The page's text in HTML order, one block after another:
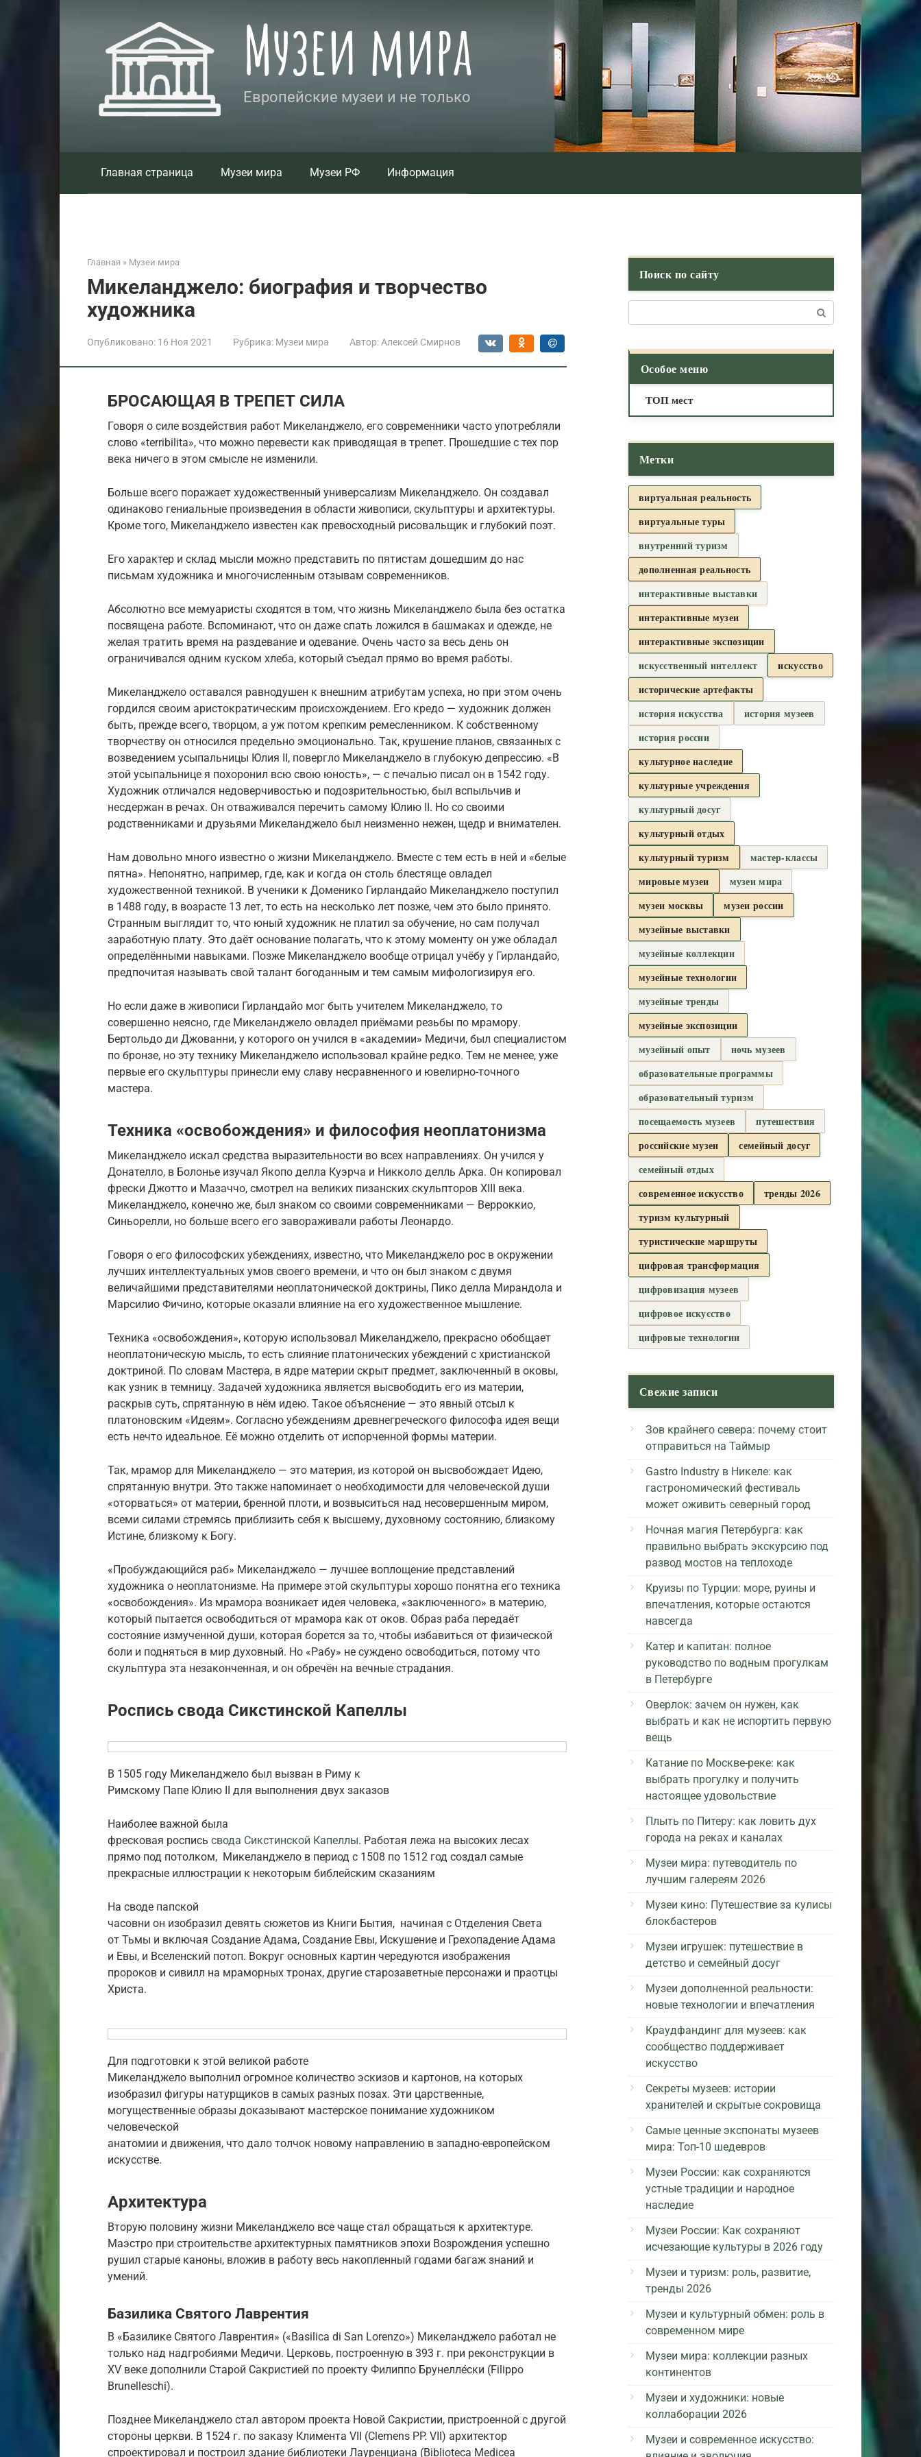
Музеи мира
Европейские музеи и не только
Главная страница Музеи мира Музеи РФ Информация
Главная » Музеи мира
Микеланджело: биография и творчество
художника
Опубликовано: 16 Ноя 2021 Рубрика: Музеи мира Автор: Алексей Смирнов
БРОСАЮЩАЯ В ТРЕПЕТ СИЛА
Говоря о силе воздействия работ Микеланджело, его современники часто употребляли
слово «terribilita», что можно перевести как приводящая в трепет. Прошедшие с тех пор
века ничего в этом смысле не изменили.
Больше всего поражает художественный универсализм Микеланджело. Он создавал
одинаково гениальные произведения в области живописи, скульптуры и архитектуры.
Кроме того, Микеланджело известен как превосходный рисовальщик и глубокий поэт.
Его характер и склад мысли можно представить по пятистам дошедшим до нас
письмам художника и многочисленным отзывам современников.
Абсолютно все мемуаристы сходятся в том, что жизнь Микеланджело была без остатка
посвящена работе. Вспоминают, что он даже спать ложился в башмаках и одежде, не
желая тратить время на раздевание и одевание. Очень часто за весь день он
ограничивался одним куском хлеба, который съедал прямо во время работы.
Микеланджело оставался равнодушен к внешним атрибутам успеха, но при этом очень
гордился своим аристократическим происхождением. Его кредо — художник должен
быть, прежде всего, творцом, а уж потом крепким ремесленником. К собственному
творчеству он относился предельно эмоционально. Так, крушение планов, связанных с
возведением усыпальницы Юлия II, повергло Микеланджело в глубокую депрессию. «В
этой усыпальнице я похоронил всю свою юность», — с печалью писал он в 1542 году.
Художник отличался недоверчивостью и подозрительностью, был вспыльчив и
несдержан в речах. Он отваживался перечить самому Юлию II. Но со своими
родственниками и друзьями Микеланджело был неизменно нежен, щедр и внимателен.
Нам довольно много известно о жизни Микеланджело. Вместе с тем есть в ней и «белые
пятна». Непонятно, например, где, как и когда он столь блестяще овладел
художественной техникой. В ученики к Доменико Гирландайо Микеланджело поступил
в 1488 году, в возрасте 13 лет, то есть на несколько лет позже, чем это было принято.
Странным выглядит то, что юный художник не платил за обучение, но сам получал
заработную плату. Это даёт основание полагать, что к этому моменту он уже обладал
определёнными навыками. Позже Микеланджело вообще отрицал учёбу у Гирландайо,
предпочитая называть свой талант богоданным и тем самым мифологизируя его.
Но если даже в живописи Гирландайо мог быть учителем Микеланджело, то
совершенно неясно, где Микеланджело овладел приёмами резьбы по мрамору.
Бертольдо ди Джованни, у которого он учился в «академии» Медичи, был специалистом
по бронзе, но эту технику Микеланджело использовал крайне редко. Тем не менее, уже
первые его скульптуры принесли ему славу несравненного и ювелирно-точного
мастера.
Техника «освобождения» и философия неоплатонизма
Микеланджело искал средства выразительности во всех направлениях. Он учился у
Донателло, в Болонье изучал Якопо делла Куэрча и Никколо делль Арка. Он копировал
фрески Джотто и Мазаччо, смотрел на великих пизанских скульпторов XIII века.
Микеланджело, конечно же, был знаком со своими современниками — Верроккио,
Синьорелли, но больше всего его завораживали работы Леонардо.
Говоря о его философских убеждениях, известно, что Микеланджело рос в окружении
лучших интеллектуальных умов своего времени, и что он был знаком с двумя
величайшими представителями неоплатонической доктрины, Пико делла Мирандола и
Марсилио Фичино, которые оказали влияние на его художественное мышление.
Техника «освобождения», которую использовал Микеланджело, прекрасно обобщает
неоплатоническую мысль, то есть слияние платонических убеждений с христианской
доктриной. По словам Мастера, в ядре материи скрыт предмет, заключенный в оковы,
как узник в темницу. Задачей художника является высвободить его из материи,
раскрыв суть, спрятанную в нём идею. Такое объяснение — это явный отсыл к
платоновским «Идеям». Согласно убеждениям древнегреческого философа идея вещи
есть нечто идеальное. Её можно отделить от испорченной формы материи.
Так, мрамор для Микеланджело — это материя, из которой он высвобождает Идею,
спрятанную внутри. Это также напоминает о необходимости для человеческой души
«оторваться» от материи, бренной плоти, и возвыситься над несовершенным миром,
всеми силами стремясь приблизить себя к высшему, духовному состоянию, близкому
Истине, близкому к Богу.
«Пробуждающийся раб» Микеланджело — лучшее воплощение представлений
художника о неоплатонизме. На примере этой скульптуры хорошо понятна его техника
«освобождения». Из мрамора возникает идея человека, «заключенного» в материю,
который пытается освободиться от мрамора как от оков. Образ раба передаёт
состояние измученной души, которая борется за то, чтобы избавиться от физической
боли и подняться в мир духовный. Но «Рабу» не суждено освободиться, потому что
скульптура эта незаконченная, и он обречён на вечные страдания.
Роспись свода Сикстинской Капеллы
В 1505 году Микелан­джело был вызван в Риму к
Римскому Папе Юлию II для выполне­ния двух заказов
Наиболее важной была
фресковая роспись свода Сикстинской Капеллы. Работая ле­жа на высоких лесах
прямо под потолком, Микеланджело в пери­од с 1508 по 1512 год создал самые
прекрас­ные иллюстрации к не­которым библейским сказаниям
На своде папской
часовни он изобразил девять сю­жетов из Книги Бытия, начиная с Отделения Света
от Тьмы и включая Создание Адама, Создание Евы, Искушение и Грехопадение Адама
и Евы, и Вселенский потоп. Вокруг основных картин чередуются изображения
пророков и сивилл на мраморных тронах, другие старозаветные персонажи и праотцы
Христа.
Для подготовки к этой великой работе
Микеланджело выполнил огромное количество эскизов и картонов, на которых
изобразил фигуры натурщиков в самых разных позах. Эти царственные,
могущественные образы доказы­вают мастерское понимание художником
человеческой
анато­мии и движения, что дало толчок новому направлению в западно-европейском
искусстве.
Архитектура
Вторую половину жизни Микеланджело все чаще стал обращаться к архитектуре.
Маэстро при строительстве архитектурных памятников эпохи Возрождения успешно
рушил старые каноны, вложив в работу весь накопленный годами багаж знаний и
умений.
Базилика Святого Лаврентия
В «Базилике Святого Лаврентия» («Basilica di San Lorenzo») Микеланджело работал не
только над надгробиями Медичи. Церковь, построенную в 393 г. при реконструкции в
XV веке дополнили Старой Сакристией по проекту Филиппо Брунелле́ски (Filippo
Brunelleschi).
Позднее Микеланджело стал автором проекта Новой Сакристии, пристроенной с другой
стороны церкви. В 1524 г. по заказу Климента VII (Clemens PP. VII) архитектор
спроектировал и построил здание библиотеки Лауренциана (Biblioteca Medicea
Поиск по сайту
Особое меню
ТОП мест
Метки
виртуальная реальность
виртуальные туры
внутренний туризм
дополненная реальность
интерактивные выставки
интерактивные музеи
интерактивные экспозиции
искусственный интеллект
искусство
исторические артефакты
история искусства
история музеев
история россии
культурное наследие
культурные учреждения
культурный досуг
культурный отдых
культурный туризм
мастер-классы
мировые музеи
музеи мира
музеи москвы
музеи россии
музейные выставки
музейные коллекции
музейные технологии
музейные тренды
музейные экспозиции
музейный опыт
ночь музеев
образовательные программы
образовательный туризм
посещаемость музеев
путешествия
российские музеи
семейный досуг
семейный отдых
современное искусство
тренды 2026
туризм культурный
туристические маршруты
цифровая трансформация
цифровизация музеев
цифровое искусство
цифровые технологии
Свежие записи
Зов крайнего севера: почему стоит
отправиться на Таймыр
Gastro Industry в Никеле: как
гастрономический фестиваль
может оживить северный город
Ночная магия Петербурга: как
правильно выбрать экскурсию под
развод мостов на теплоходе
Круизы по Турции: море, руины и
впечатления, которые остаются
навсегда
Катер и капитан: полное
руководство по водным прогулкам
в Петербурге
Оверлок: зачем он нужен, как
выбрать и как не испортить первую
вещь
Катание по Москве-реке: как
выбрать прогулку и получить
настоящее удовольствие
Плыть по Питеру: как ловить дух
города на реках и каналах
Музеи мира: путеводитель по
лучшим галереям 2026
Музеи кино: Путешествие за кулисы
блокбастеров
Музеи игрушек: путешествие в
детство и семейный досуг
Музеи дополненной реальности:
новые технологии и впечатления
Краудфандинг для музеев: как
сообщество поддерживает
искусство
Секреты музеев: истории
хранителей и скрытые сокровища
Самые ценные экспонаты музеев
мира: Топ-10 шедевров
Музеи России: как сохраняются
устные традиции и народное
наследие
Музеи России: Как сохраняют
исчезающие культуры в 2026 году
Музеи и туризм: роль, развитие,
тренды 2026
Музеи и культурный обмен: роль в
современном мире
Музеи мира: коллекции разных
континентов
Музеи и художники: новые
коллаборации 2026
Музеи и современное искусство: